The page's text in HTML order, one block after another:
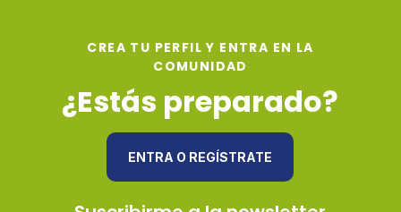
CREA TU PERFIL Y ENTRA EN LA
COMUNIDAD
¿Estás preparado?
ENTRA O REGÍSTRATE